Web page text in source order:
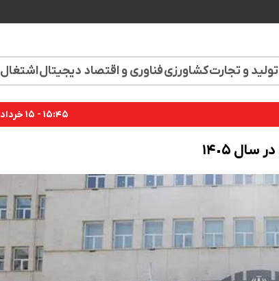
تولید و تجارتکشاورزیفناوری و اقتصاد دیجیتالاشتغال
۱۵:۴۵ - ۱۵ خرداد ۱۴۰۵